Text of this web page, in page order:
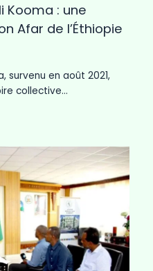
Kooma : une
Afar de l’Éthiopie
survenu en août 2021,
collective…